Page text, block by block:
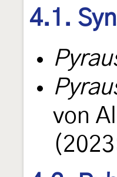
4.1.
von